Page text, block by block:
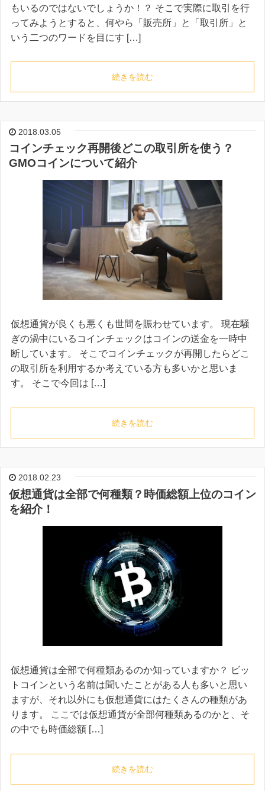
もいるのではないでしょうか！？ そこで実際に取引を行
ってみようとすると、何やら「販売所」と「取引所」と
いう二つのワードを目にす […]
続きを読む
2018.03.05
コインチェック再開後どこの取引所を使う？
GMOコインについて紹介
仮想通貨が良くも悪くも世間を賑わせています。 現在騒
ぎの渦中にいるコインチェックはコインの送金を一時中
断しています。 そこでコインチェックが再開したらどこ
の取引所を利用するか考えている方も多いかと思いま
す。 そこで今回は […]
続きを読む
2018.02.23
仮想通貨は全部で何種類？時価総額上位のコイン
を紹介！
仮想通貨は全部で何種類あるのか知っていますか？ ビッ
トコインという名前は聞いたことがある人も多いと思い
ますが、それ以外にも仮想通貨にはたくさんの種類があ
ります。 ここでは仮想通貨が全部何種類あるのかと、そ
の中でも時価総額 […]
続きを読む